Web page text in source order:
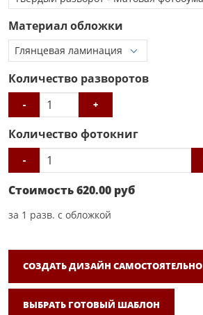
Материал обложки
Количество разворотов
- +
Количество фотокниг
-
Стоимость620.00 руб
за 1 разв. с обложкой
СОЗДАТЬ ДИЗАЙН САМОСТОЯТЕЛЬНО
ВЫБРАТЬ ГОТОВЫЙ ШАБЛОН